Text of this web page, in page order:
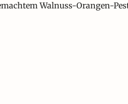
Walnuss-Orangen-